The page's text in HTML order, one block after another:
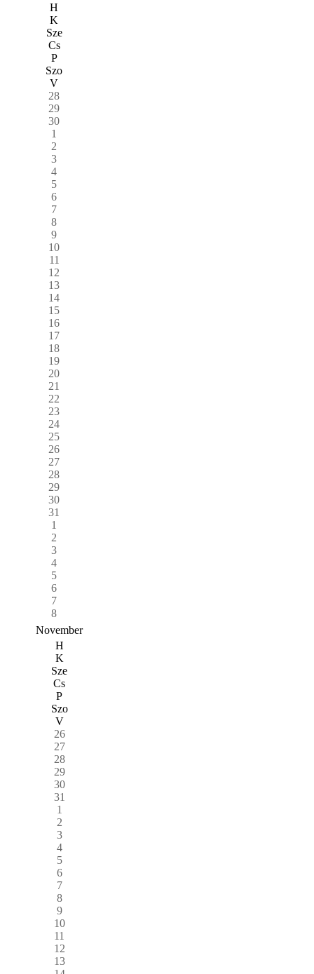
H
K
Sze
Cs
P
Szo
V
28
29
30
1
2
3
4
5
6
7
8
9
10
11
12
13
14
15
16
17
18
19
20
21
22
23
24
25
26
27
28
29
30
31
1
2
3
4
5
6
7
8
November
H
K
Sze
Cs
P
Szo
V
26
27
28
29
30
31
1
2
3
4
5
6
7
8
9
10
11
12
13